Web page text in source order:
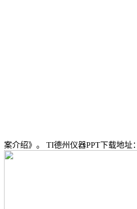
案介绍》。 TI德州仪器PPT下载地址：